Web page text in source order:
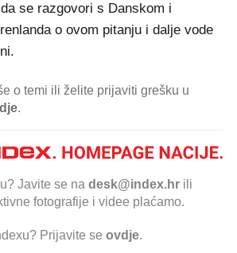
se razgovori s Danskom i
o ovom pitanju i dalje vode
o temi ili želite prijaviti grešku u
.
Javite se na desk@index.hr ili
fotografije i videe plaćamo.
Prijavite se ovdje.